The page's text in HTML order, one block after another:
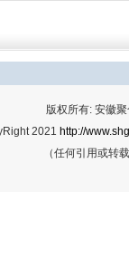
版权所有: 安徽
2021 http://
（任何引用或转